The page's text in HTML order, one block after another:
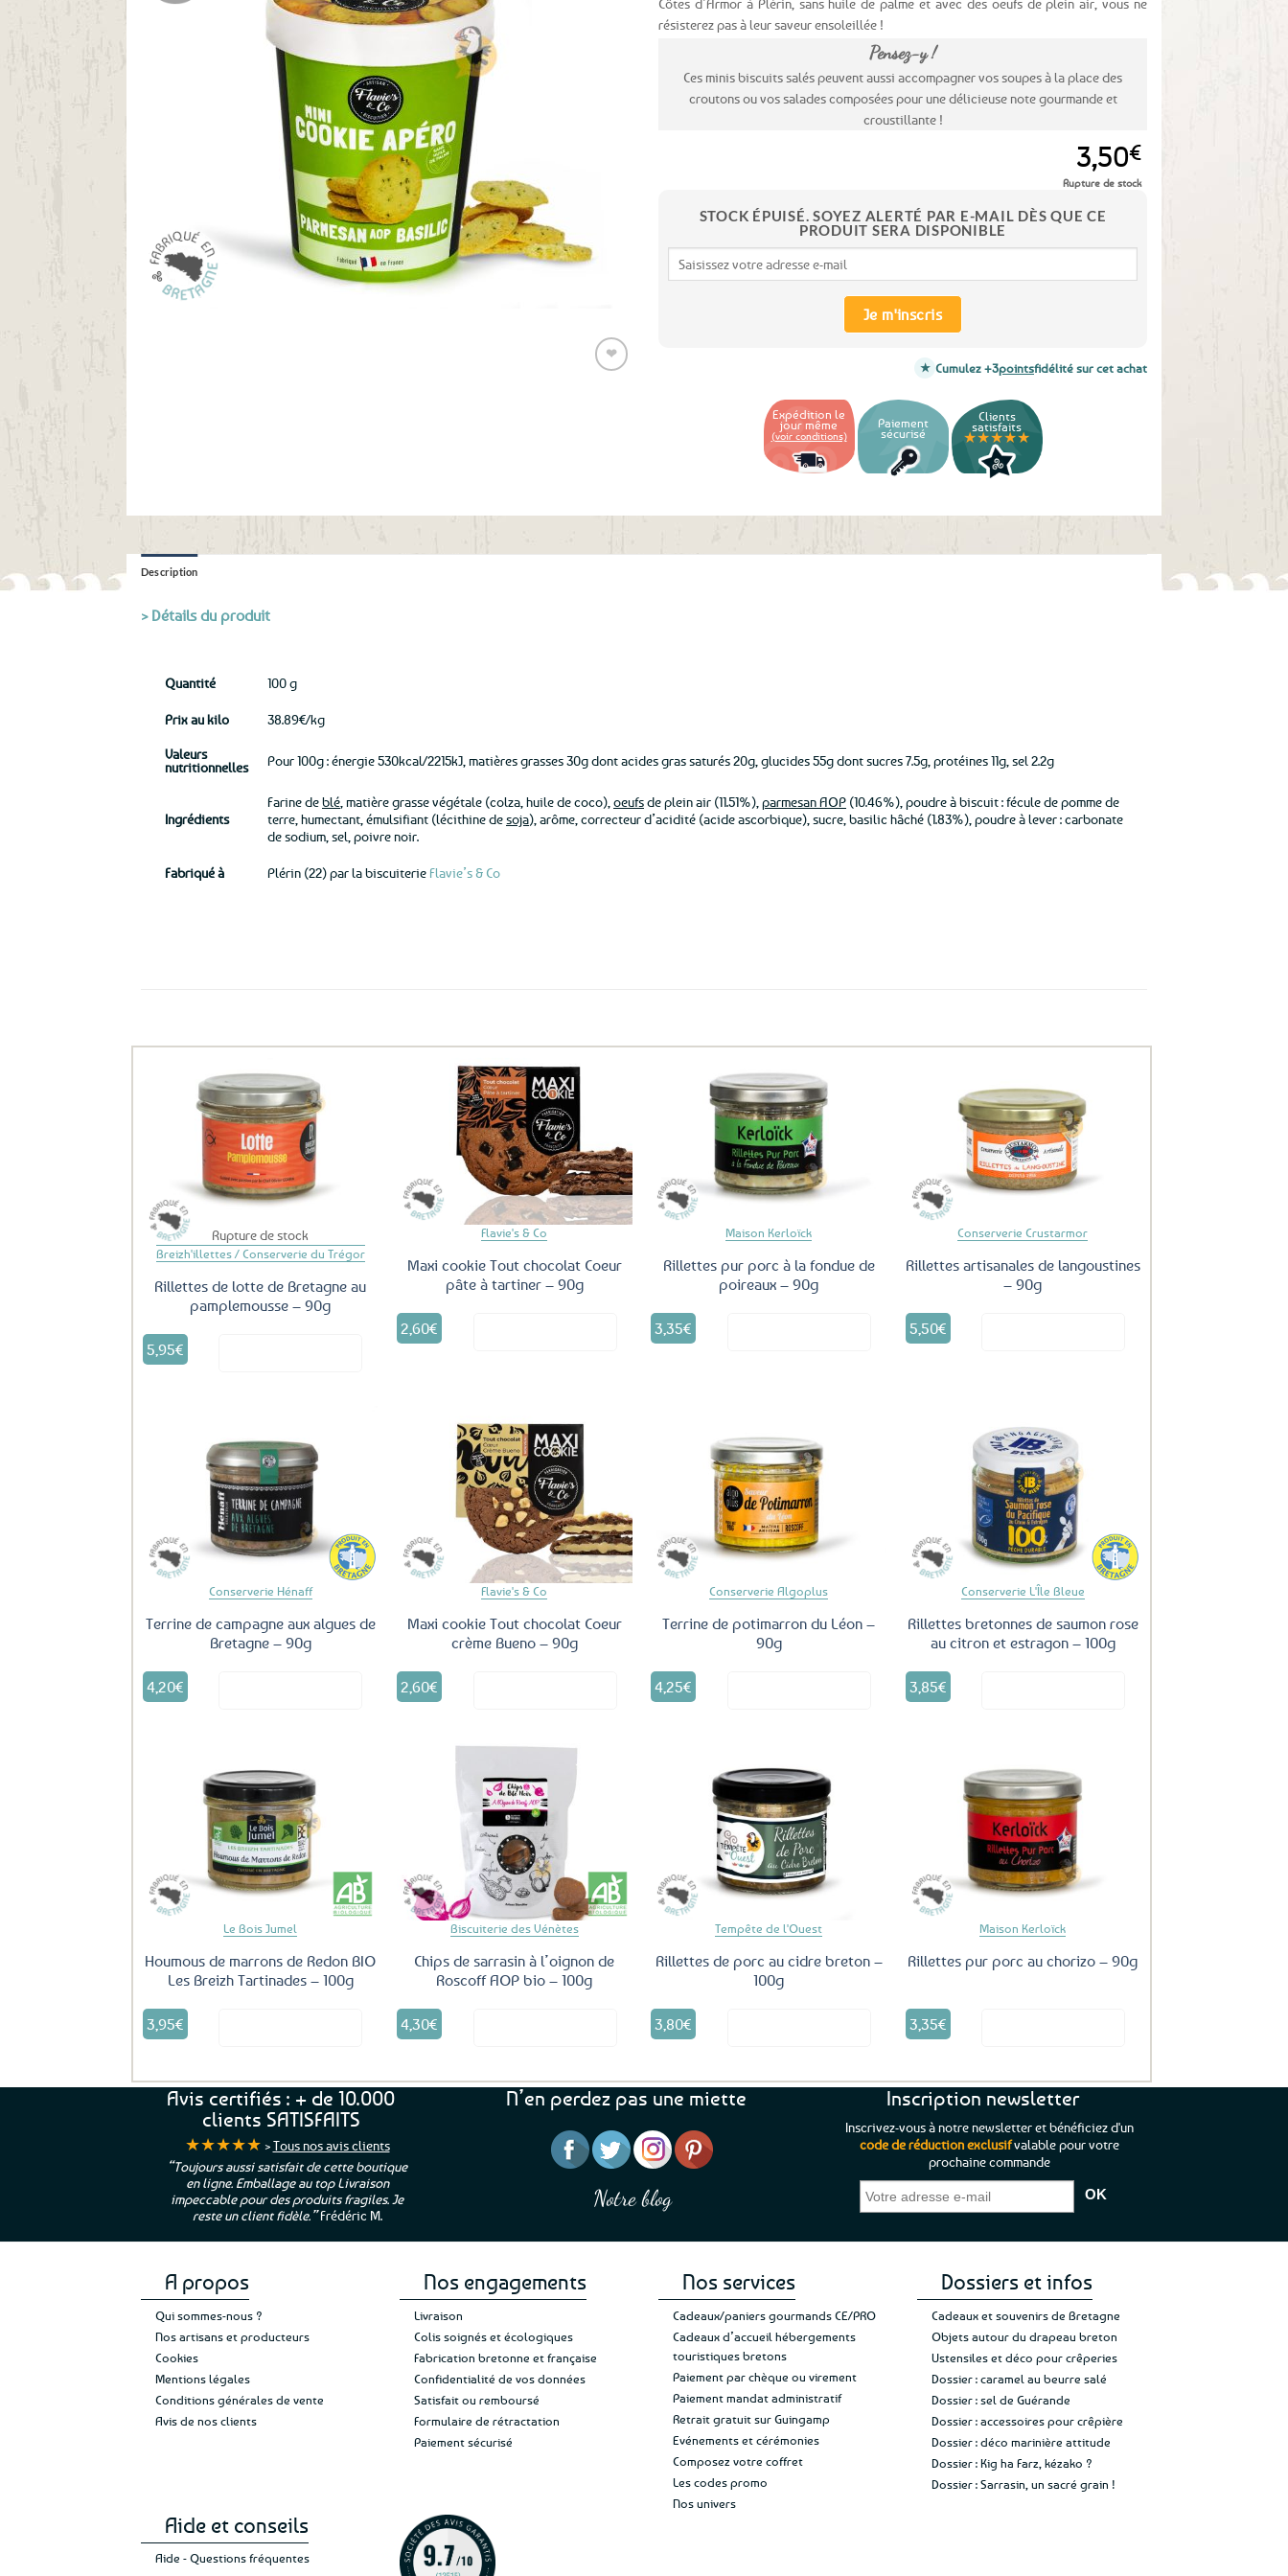
❤
Côtes d’Armor à Plérin, sans huile de palme et avec des oeufs de plein air, vous ne
résisterez pas à leur saveur ensoleillée !
Pensez-y !
Ces minis biscuits salés peuvent aussi accompagner vos soupes à la place des
croutons ou vos salades composées pour une délicieuse note gourmande et
croustillante !
3,50€
Rupture de stock
STOCK ÉPUISÉ. SOYEZ ALERTÉ PAR E-MAIL DÈS QUE CE
PRODUIT SERA DISPONIBLE
Je m'inscris
Cumulez +3pointsfidélité sur cet achat
Expédition le
jour même
(voir conditions)
Paiement
sécurisé
Clients
satisfaits
★★★★★
Description
> Détails du produit
Quantité 100 g
Prix au kilo 38.89€/kg
Valeurs
nutritionnelles
Pour 100g : énergie 530kcal/2215kJ, matières grasses 30g dont acides gras saturés 20g, glucides 55g dont sucres 7.5g, protéines 11g, sel 2.2g
Ingrédients
Farine deblé , matière grasse végétale (colza, huile de coco), oeufsde plein air (11.51%), parmesan AOP (10.46%), poudre à biscuit : fécule de pomme de
terre, humectant, émulsifiant (lécithine desoja), arôme, correcteur d’acidité (acide ascorbique), sucre, basilic hâché (1.83%), poudre à lever : carbonate
de sodium, sel, poivre noir.
Fabriqué à Plérin (22) par la biscuiterie Flavie’s & Co
Rupture de stock
Breizh'illettes / Conserverie du Trégor
Rillettes de lotte de Bretagne au
pamplemousse – 90g
5,95€
favoris
Flavie's & Co
Maxi cookie Tout chocolat Coeur
pâte à tartiner – 90g
2,60€
Maison Kerloïck
Rillettes pur porc à la fondue de
poireaux – 90g
3,35€
Conserverie Crustarmor
Rillettes artisanales de langoustines
– 90g
5,50€
Conserverie Hénaff
Terrine de campagne aux algues de
Bretagne – 90g
4,20€
Flavie's & Co
Maxi cookie Tout chocolat Coeur
crème Bueno – 90g
2,60€
Conserverie Algoplus
Terrine de potimarron du Léon –
90g
4,25€
Conserverie L'Île Bleue
Rillettes bretonnes de saumon rose
au citron et estragon – 100g
3,85€
Le Bois Jumel
Houmous de marrons de Redon BIO
Les Breizh Tartinades – 100g
3,95€
Biscuiterie des Vénètes
Chips de sarrasin à l’oignon de
Roscoff AOP bio – 100g
4,30€
Tempête de l'Ouest
Rillettes de porc au cidre breton –
100g
3,80€
Maison Kerloïck
Rillettes pur porc au chorizo – 90g
3,35€
Avis certifiés : + de 10.000
clients SATISFAITS
★★★★★ >Tous nos avis clients
“Toujours aussi satisfait de cette boutique
en ligne. Emballage au top Livraison
impeccable pour des produits fragiles. Je
reste un client fidèle.”Frédéric M.
“Une boutique que je recommande pour
leur sérieux, des bons et beaux produits
et une équipe à l’écoute :-)”Patricia M.
“J’ai mis 5 étoiles parce que je pouvais pas
en mettre 6 ;)
Je suis plus que satisfaite de mon achat et
de ma livraison. Ne changez rien”Jade C.
“C’est agréable et tout aussi rassurant
de constater qu’il n’y a pas de petite
commande, mais un client à satisfaire.”
N’en perdez pas une miette
Notre blog
Inscription newsletter
Inscrivez-vous à notre newsletter et bénéficiez d'un
code de réduction exclusifvalable pour votre
prochaine commande
A propos
Qui sommes-nous ?
Nos artisans et producteurs
Cookies
Mentions légales
Conditions générales de vente
Avis de nos clients
Nos engagements
Livraison
Colis soignés et écologiques
Fabrication bretonne et française
Confidentialité de vos données
Satisfait ou remboursé
Formulaire de rétractation
Paiement sécurisé
Nos services
Cadeaux/paniers gourmands CE/PRO
Cadeaux d’accueil hébergements
touristiques bretons
Paiement par chèque ou virement
Paiement mandat administratif
Retrait gratuit sur Guingamp
Evénements et cérémonies
Composez votre coffret
Les codes promo
Nos univers
Dossiers et infos
Cadeaux et souvenirs de Bretagne
Objets autour du drapeau breton
Ustensiles et déco pour crêperies
Dossier : caramel au beurre salé
Dossier : sel de Guérande
Dossier : accessoires pour crêpière
Dossier : déco marinière attitude
Dossier : Kig ha Farz, kézako ?
Dossier : Sarrasin, un sacré grain !
Aide et conseils
Aide - Questions fréquentes